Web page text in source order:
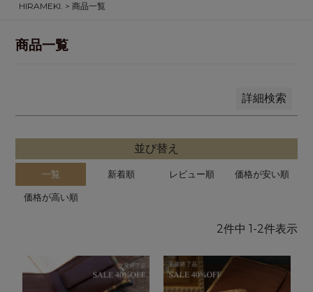
HIRAMEKI. 商品一覧
商品一覧
詳細検索
レビュー順
並び替え
一覧 新着順 レビュー順 価格が安い順
価格が高い順
2件中 1 -2件表示